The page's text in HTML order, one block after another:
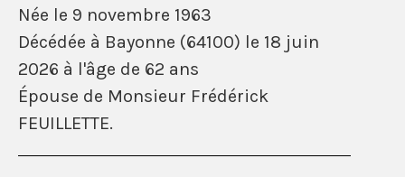
Née le 9 novembre 1963
Décédée à Bayonne (64100) le 18 juin
2026 à l'âge de 62 ans
Épouse de Monsieur Frédérick
FEUILLETTE.